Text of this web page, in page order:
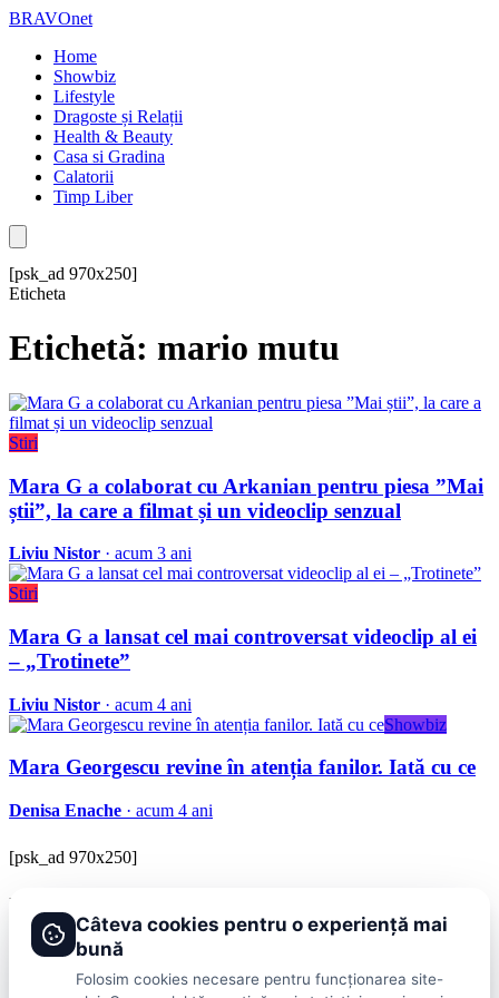
BRAVOnet
Home
Showbiz
Lifestyle
Dragoste și Relații
Health & Beauty
Casa si Gradina
Calatorii
Timp Liber
[psk_ad 970x250]
Eticheta
Etichetă: mario mutu
Stiri
Mara G a colaborat cu Arkanian pentru piesa ”Mai
știi”, la care a filmat și un videoclip senzual
Liviu Nistor · acum 3 ani
Stiri
Mara G a lansat cel mai controversat videoclip al ei
– „Trotinete”
Liviu Nistor · acum 4 ani
Showbiz
Mara Georgescu revine în atenția fanilor. Iată cu ce
Denisa Enache · acum 4 ani
[psk_ad 970x250]
BRAVOnet
Showbiz, vedete si tot ce misca in lumea mondena
Câteva cookies pentru o experiență mai
bună
Folosim cookies necesare pentru funcționarea site-